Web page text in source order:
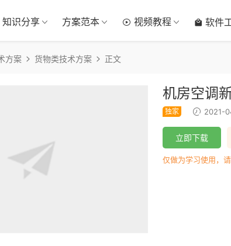
知识分享 方案范本 视频教程 软件
方案 货物类技术方案 正文
机房空调
独家 2021-
立即下载
仅做为学习使用，